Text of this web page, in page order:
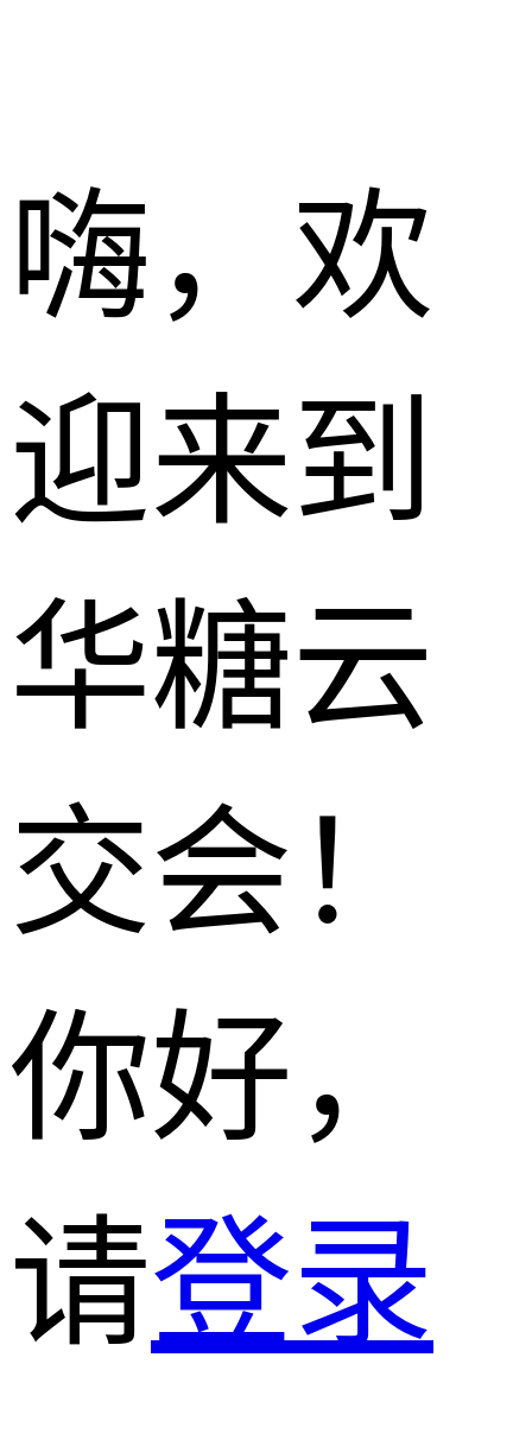
嗨，欢
迎来到
华糖云
交会！
你好，
请登录